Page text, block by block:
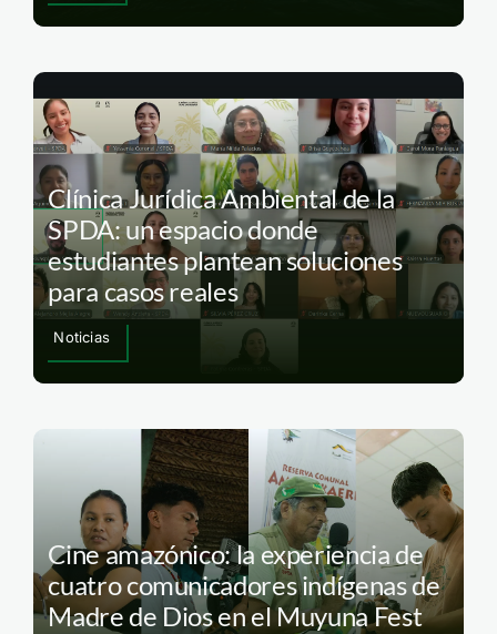
Clínica Jurídica Ambiental de la
SPDA: un espacio donde
estudiantes plantean soluciones
para casos reales
Noticias
Cine amazónico: la experiencia de
cuatro comunicadores indígenas de
Madre de Dios en el Muyuna Fest